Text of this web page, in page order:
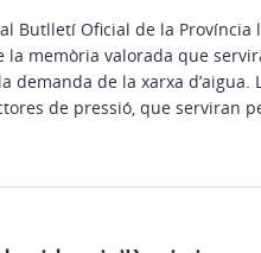
Butlletí Oficial de la Província
la memòria valorada que
demanda de la xarxa d’aigua.
de pressió, que serviran